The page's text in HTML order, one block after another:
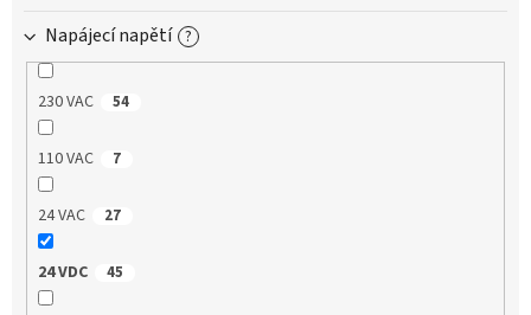
Napájecí napětí ?
230 VAC 54
110 VAC 7
24 VAC 27
24 VDC 45